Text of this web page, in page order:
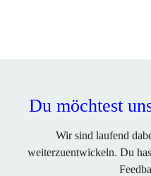
Du möchtest
Wir sind laufend
weiterzuentwickeln. Du